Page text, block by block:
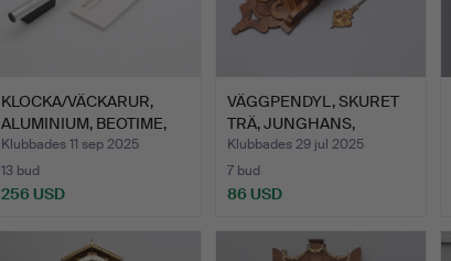
KLOCKA/VÄCKARUR,
ALUMINIUM, BEOTIME,
BANG …
Klubbades 11 sep 2025
13 bud
256 USD
VÄGGPENDYL, SKURET
TRÄ, JUNGHANS,
JUGEND.
Klubbades 29 jul 2025
7 bud
86 USD